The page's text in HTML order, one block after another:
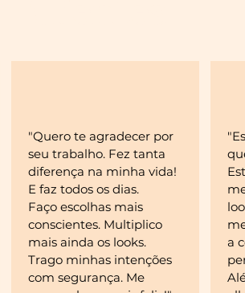
"Quero te agradecer por
seu trabalho. Fez tanta
diferença na minha vida!
E faz todos os dias.
Faço escolhas mais
conscientes. Multiplico
mais ainda os looks.
Trago minhas intenções
com segurança. Me
a